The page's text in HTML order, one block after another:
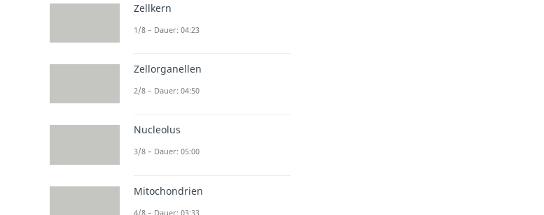
Zellkern
1/8 – Dauer: 04:23
Zellorganellen
2/8 – Dauer: 04:50
Nucleolus
3/8 – Dauer: 05:00
Mitochondrien
4/8 – Dauer: 03:33